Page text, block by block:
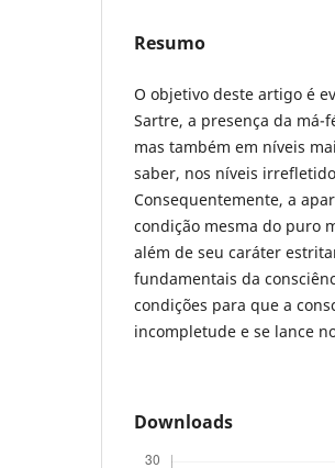
Resumo
O objetivo deste artigo é
Sartre, a presença da má-
mas também em níveis
saber, nos níveis
Consequentemente, a
condição mesma do puro
além de seu caráter
fundamentais da
condições para que a
incompletude e se lance
Downloads